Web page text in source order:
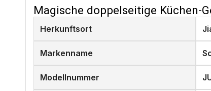
Magische doppelseitige Küchen-
Herkunftsort
Markenname
Modellnummer